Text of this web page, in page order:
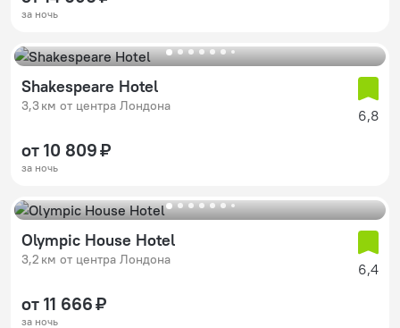
за ночь
Shakespeare Hotel
3,3 км от центра Лондона
6,8
от 10 809 ₽
за ночь
Olympic House Hotel
3,2 км от центра Лондона
6,4
от 11 666 ₽
за ночь